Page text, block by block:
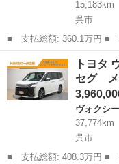
15,183km
呉市
■ 支払総額: 360.1万円 ■ 車両本体価格： 3,498,000 円 ■ メーカ
ー名： トヨタ ■ 車種名
チャー ４ＷＤ フルセグ
接続可 ...
呉市 RAV4
トヨタ
セグ
ヴォクシー
37,774km
呉市
■ 支払総額: 408.3万円 ■ 車両本体価格： 3,960,000 円 ■ メーカ